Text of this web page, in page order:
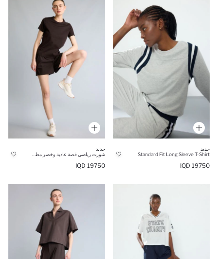
جديد
Standard Fit Long Sleeve T-Shirt
19750 IQD
جديد
19750 IQD